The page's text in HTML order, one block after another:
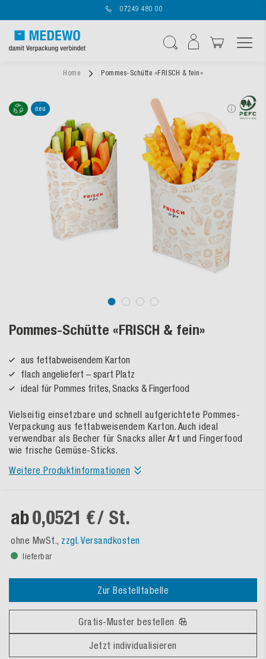
07249 480 00
Home Pommes-Schütte «FRISCH & fein»
neu
Pommes-Schütte «FRISCH & fein»
aus fettabweisendem Karton
flach angeliefert – spart Platz
ideal für Pommes frites, Snacks & Fingerfood
Vielseitig einsetzbare und schnell aufgerichtete Pommes-
Verpackung aus fettabweisendem Karton. Auch ideal
verwendbar als Becher für Snacks aller Art und Fingerfood
wie frische Gemüse-Sticks.
Weitere Produktinformationen
ab0,0521 €/ St.
ohne MwSt., zzgl. Versandkosten
lieferbar
Zur Bestelltabelle
Gratis-Muster bestellen
Jetzt individualisieren